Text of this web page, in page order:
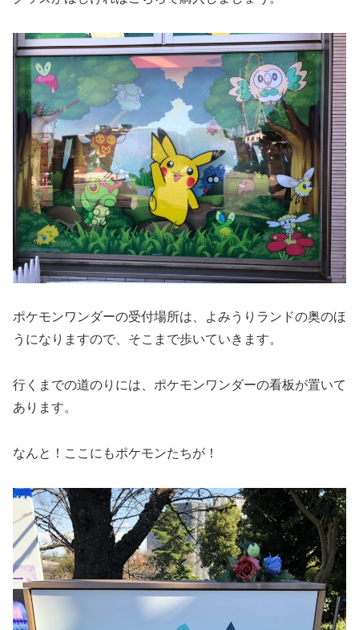
ポケモンワンダーの受付場所は、よみうりランドの奥のほ
うになりますので、そこまで歩いていきます。
行くまでの道のりには、ポケモンワンダーの看板が置いて
あります。
なんと！ここにもポケモンたちが！